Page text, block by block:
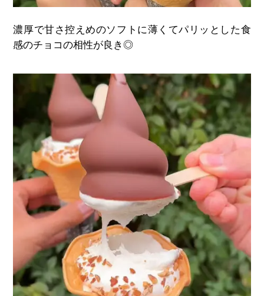
濃厚で甘さ控えめのソフトに薄くてパリッとした食
感のチョコの相性が良き◎